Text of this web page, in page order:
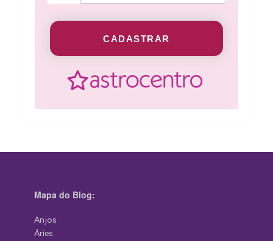
CADASTRAR
Mapa do Blog:
Anjos
Áries